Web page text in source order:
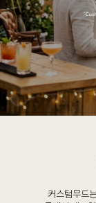
커스텀무드